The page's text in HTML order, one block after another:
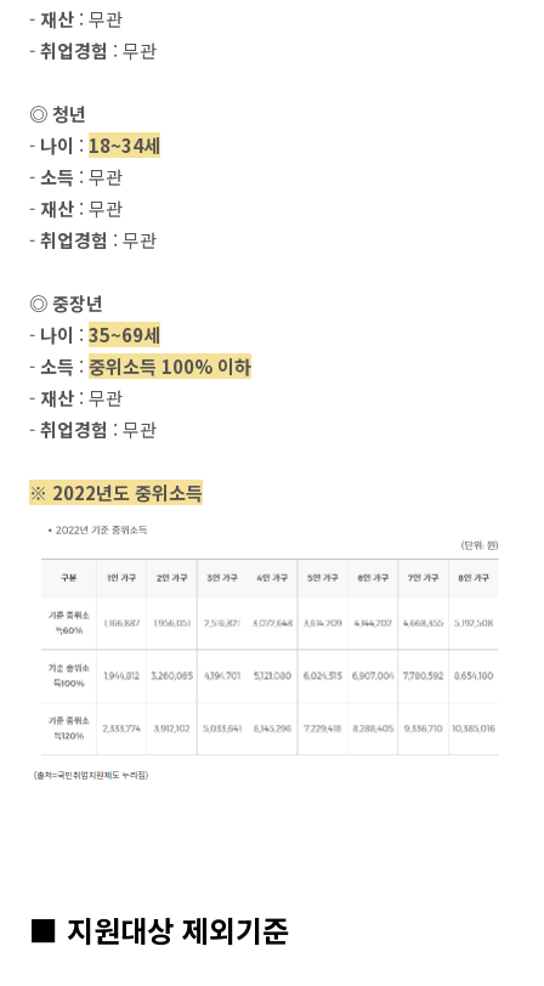
- 재산 : 무관
-취업경험 : 무관
◎ 청년
- 나이 : 18~34세
-소득 : 무관
- 재산 : 무관
-취업경험 : 무관
◎ 중장년
- 나이 : 35~69세
-소득 : 중위소득 100% 이하
- 재산 : 무관
-취업경험 : 무관
※ 2022년도 중위소득
■ 지원대상 제외기준